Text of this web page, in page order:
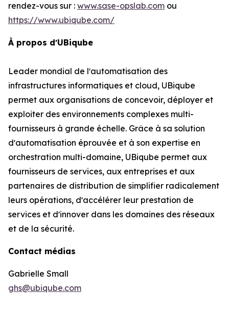
rendez-vous sur : www.sase-opslab.com ou
https://www.ubiqube.com/
À propos dʼUBiqube
Leader mondial de lʼautomatisation des
infrastructures informatiques et cloud, UBiqube
permet aux organisations de concevoir, déployer et
exploiter des environnements complexes multi-
fournisseurs à grande échelle. Grâce à sa solution
dʼautomatisation éprouvée et à son expertise en
orchestration multi-domaine, UBiqube permet aux
fournisseurs de services, aux entreprises et aux
partenaires de distribution de simplifier radicalement
leurs opérations, dʼaccélérer leur prestation de
services et dʼinnover dans les domaines des réseaux
et de la sécurité.
Contact médias
Gabrielle Small
ghs@ubiqube.com